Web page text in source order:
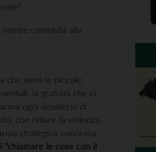
comunità alla
che sono le piccole
la gratuità che ci
ogni desiderio di
che riduce la violenza.
strategica concessa
le cose con il